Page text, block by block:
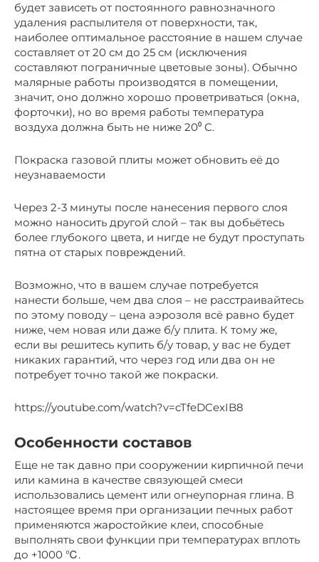
будет зависеть от постоянного равнозначного
удаления распылителя от поверхности, так,
наиболее оптимальное расстояние в нашем случае
составляет от 20 см до 25 см (исключения
составляют пограничные цветовые зоны). Обычно
малярные работы производятся в помещении,
значит, оно должно хорошо проветриваться (окна,
форточки), но во время работы температура
воздуха должна быть не ниже 20⁰ C.
Покраска газовой плиты может обновить её до
неузнаваемости
Через 2-3 минуты после нанесения первого слоя
можно наносить другой слой – так вы добьётесь
более глубокого цвета, и нигде не будут проступать
пятна от старых повреждений.
Возможно, что в вашем случае потребуется
нанести больше, чем два слоя – не расстраивайтесь
по этому поводу – цена аэрозоля всё равно будет
ниже, чем новая или даже б/у плита. К тому же,
если вы решитесь купить б/у товар, у вас не будет
никаких гарантий, что через год или два он не
потребует точно такой же покраски.
https://youtube.com/watch?v=cTfeDCexIB8
Особенности составов
Еще не так давно при сооружении кирпичной печи
или камина в качестве связующей смеси
использовались цемент или огнеупорная глина. В
настоящее время при организации печных работ
применяются жаростойкие клеи, способные
выполнять свои функции при температурах вплоть
до +1000 ℃.